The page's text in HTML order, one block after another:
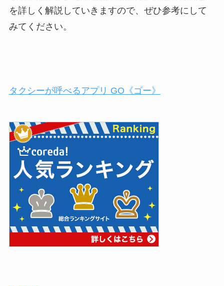
を詳しく解説していきますので、ぜひ参考にして
みてください。
タクシーが呼べるアプリ GO《ゴー》